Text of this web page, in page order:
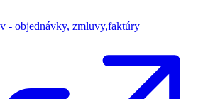
- objednávky, zmluvy,faktúry